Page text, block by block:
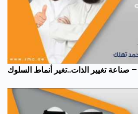
– صناعة تغيير الذات..تغير أنماط السلوك